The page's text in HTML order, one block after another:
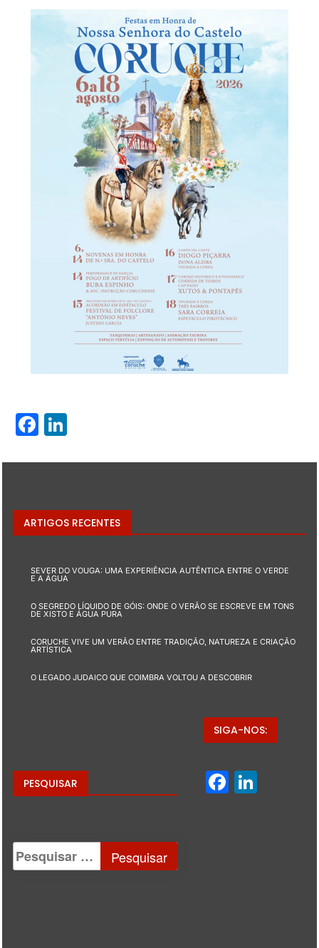
Facebook
ARTIGOS RECENTES
SEVER DO VOUGA: UMA EXPERIÊNCIA AUTÊNTICA ENTRE O VERDE
E A ÁGUA
O SEGREDO LÍQUIDO DE GÓIS: ONDE O VERÃO SE ESCREVE EM TONS
DE XISTO E ÁGUA PURA
CORUCHE VIVE UM VERÃO ENTRE TRADIÇÃO, NATUREZA E CRIAÇÃO
ARTÍSTICA
O LEGADO JUDAICO QUE COIMBRA VOLTOU A DESCOBRIR
PESQUISAR
SIGA-NOS: